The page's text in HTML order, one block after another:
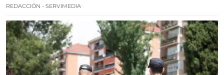
REDACCIÓN - SERVIMEDIA